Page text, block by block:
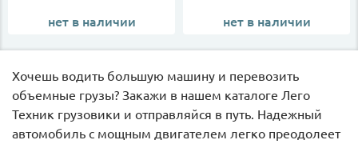
нет в наличии нет в наличии
Хочешь водить большую машину и перевозить
объемные грузы? Закажи в нашем каталоге Лего
Техник грузовики и отправляйся в путь. Надежный
автомобиль с мощным двигателем легко преодолеет